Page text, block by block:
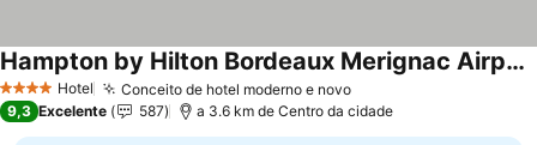
4 EstrelasHotel Conceito de hotel moderno e novo
Hampton by Hilton Bordeaux Merignac Airport
9,3 Excelente 587 a 3.6 km de Centro da cidade